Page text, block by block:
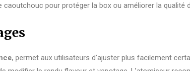
caoutchouc pour protéger la box ou améliorer la qualité
, permet aux utilisateurs d’ajuster plus facilement